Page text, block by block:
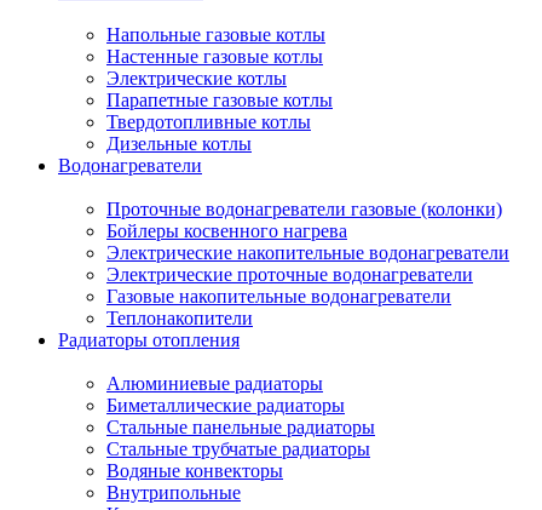
Напольные газовые котлы
Настенные газовые котлы
Электрические котлы
Парапетные газовые котлы
Твердотопливные котлы
Дизельные котлы
Водонагреватели
Проточные водонагреватели газовые (колонки)
Бойлеры косвенного нагрева
Электрические накопительные водонагреватели
Электрические проточные водонагреватели
Газовые накопительные водонагреватели
Теплонакопители
Радиаторы отопления
Алюминиевые радиаторы
Биметаллические радиаторы
Стальные панельные радиаторы
Стальные трубчатые радиаторы
Водяные конвекторы
Внутрипольные